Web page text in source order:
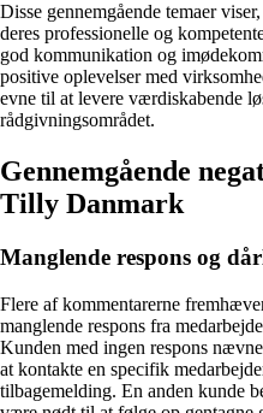
Disse gennemgående temaer
deres professionelle og
god kommunikation og
positive oplevelser med
evne til at levere værdiskabende
rådgivningsområdet.
Gennemgående
Tilly Danmark
Manglende respons og
Flere af kommentarerne
manglende respons fra
Kunden med ingen respons
at kontakte en specifik
tilbagemelding. En anden kunde